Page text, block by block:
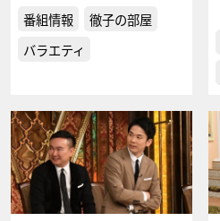
番組情報
徹子の部屋
バラエティ